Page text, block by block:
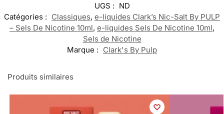
UGS : ND
Catégories : Classiques, e-liquides Clark’s Nic-Salt By PULP
– Sels De Nicotine 10ml, e-liquides Sels De Nicotine 10ml,
Sels de Nicotine
Marque : Clark's By Pulp
Produits similaires